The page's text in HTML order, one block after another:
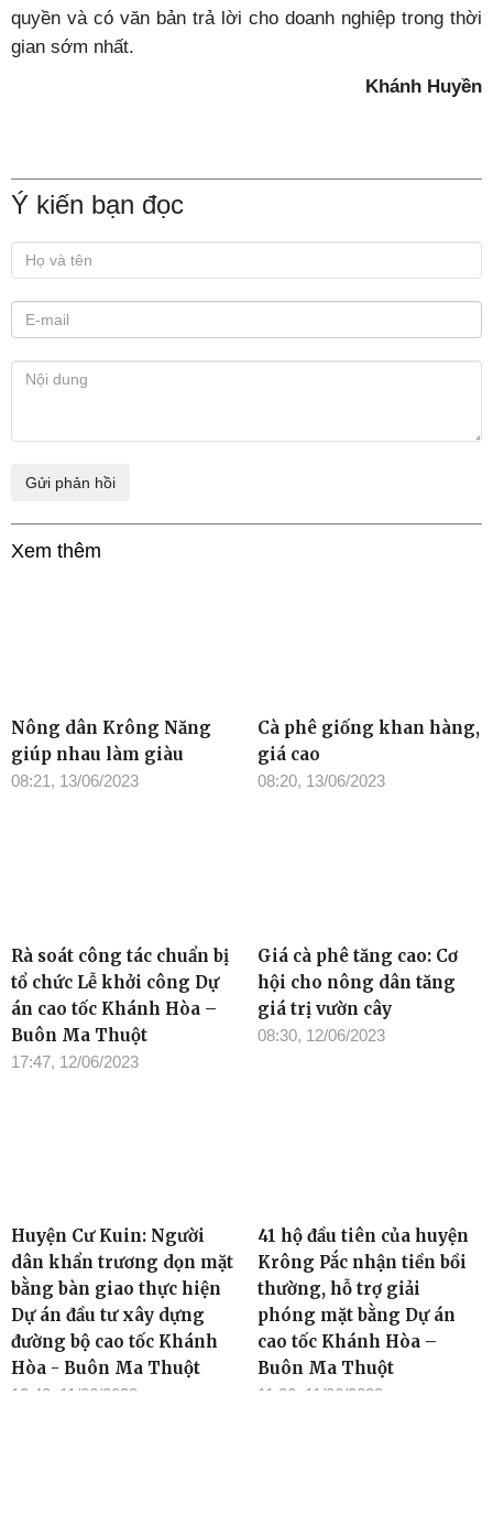
quyền và có văn bản trả lời cho doanh nghiệp trong thời
gian sớm nhất.
Khánh Huyền
Ý kiến bạn đọc
Nông dân Krông Năng
giúp nhau làm giàu
Cà phê giống khan hàng,
giá cao
Rà soát công tác chuẩn bị
tổ chức Lễ khởi công Dự
án cao tốc Khánh Hòa –
Buôn Ma Thuột
Giá cà phê tăng cao: Cơ
hội cho nông dân tăng
giá trị vườn cây
Huyện Cư Kuin: Người
dân khẩn trương dọn mặt
bằng bàn giao thực hiện
Dự án đầu tư xây dựng
đường bộ cao tốc Khánh
Hòa - Buôn Ma Thuột
41 hộ đầu tiên của huyện
Krông Pắc nhận tiền bồi
thường, hỗ trợ giải
phóng mặt bằng Dự án
cao tốc Khánh Hòa –
Buôn Ma Thuột